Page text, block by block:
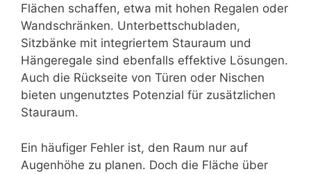
Flächen schaffen, etwa mit hohen Regalen oder
Wandschränken. Unterbettschubladen,
Sitzbänke mit integriertem Stauraum und
Hängeregale sind ebenfalls effektive Lösungen.
Auch die Rückseite von Türen oder Nischen
bieten ungenutztes Potenzial für zusätzlichen
Stauraum.
Ein häufiger Fehler ist, den Raum nur auf
Augenhöhe zu planen. Doch die Fläche über